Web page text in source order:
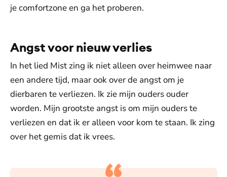
je comfortzone en ga het proberen.
Angst voor nieuw verlies
In het lied Mist zing ik niet alleen over heimwee naar
een andere tijd, maar ook over de angst om je
dierbaren te verliezen. Ik zie mijn ouders ouder
worden. Mijn grootste angst is om mijn ouders te
verliezen en dat ik er alleen voor kom te staan. Ik zing
over het gemis dat ik vrees.